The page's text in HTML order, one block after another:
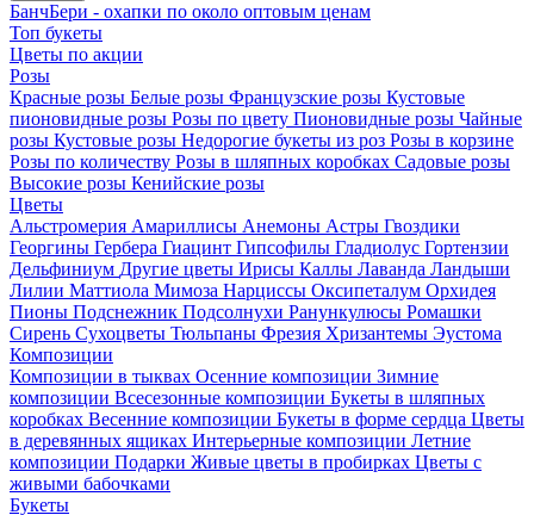
БанчБери - охапки по около оптовым ценам
Топ букеты
Цветы по акции
Розы
Красные розы Белые розы Французские розы Кустовые
пионовидные розы Розы по цвету Пионовидные розы Чайные
розы Кустовые розы Недорогие букеты из роз Розы в корзине
Розы по количеству Розы в шляпных коробках Садовые розы
Высокие розы Кенийские розы
Цветы
Альстромерия Амариллисы Анемоны Астры Гвоздики
Георгины Гербера Гиацинт Гипсофилы Гладиолус Гортензии
Дельфиниум Другие цветы Ирисы Каллы Лаванда Ландыши
Лилии Маттиола Мимоза Нарциссы Оксипеталум Орхидея
Пионы Подснежник Подсолнухи Ранункулюсы Ромашки
Сирень Сухоцветы Тюльпаны Фрезия Хризантемы Эустома
Композиции
Композиции в тыквах Осенние композиции Зимние
композиции Всесезонные композиции Букеты в шляпных
коробках Весенние композиции Букеты в форме сердца Цветы
в деревянных ящиках Интерьерные композиции Летние
композиции Подарки Живые цветы в пробирках Цветы с
живыми бабочками
Букеты